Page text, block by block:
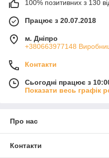
100% позитивних з 130
Працює з 20.07.2018
м. Дніпро
+380663977148
Контакти
Сьогодні працює з
Показати весь графік
Про нас
Контакти